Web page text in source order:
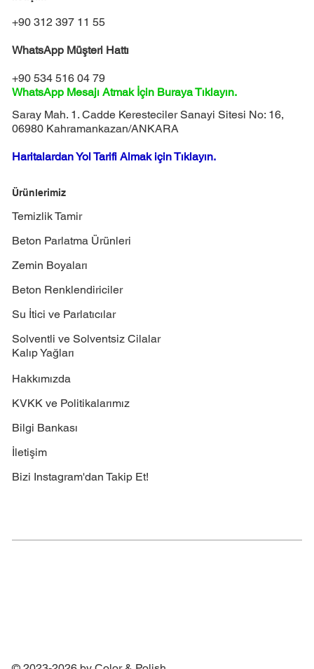
+90 312 397 11 55
WhatsApp Müşteri Hattı
+90 534 516 04 79
WhatsApp Mesajı Atmak İçin Buraya Tıklayın.
Saray Mah. 1. Cadde Keresteciler Sanayi Sitesi No: 16,
06980 Kahramankazan/ANKARA
Haritalardan Yol Tarifi Almak için Tıklayın.
Ürünlerimiz
Temizlik Tamir
Beton Parlatma Ürünleri
Zemin Boyaları
Beton Renklendiriciler
Su İtici ve Parlatıcılar
Solventli ve Solventsiz Cilalar
Kalıp Yağları
Hakkımızda
KVKK ve Politikalarımız
Bilgi Bankası
İletişim
Bizi Instagram'dan Takip Et!